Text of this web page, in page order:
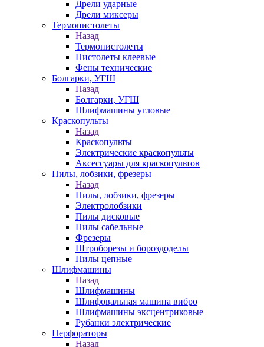
Дрели ударные
Дрели миксеры
Термопистолеты
Назад
Термопистолеты
Пистолеты клеевые
Фены технические
Болгарки, УГШ
Назад
Болгарки, УГШ
Шлифмашины угловые
Краскопульты
Назад
Краскопульты
Электрические краскопульты
Аксессуары для краскопультов
Пилы, лобзики, фрезеры
Назад
Пилы, лобзики, фрезеры
Электролобзики
Пилы дисковые
Пилы сабельные
Фрезеры
Штроборезы и бороздоделы
Пилы цепные
Шлифмашины
Назад
Шлифмашины
Шлифовальная машина вибро
Шлифмашины эксцентриковые
Рубанки электрические
Перфораторы
Назад